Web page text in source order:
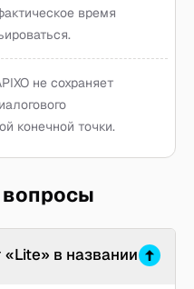
время
не сохраняет
конечной точки.
вопросы
в названии